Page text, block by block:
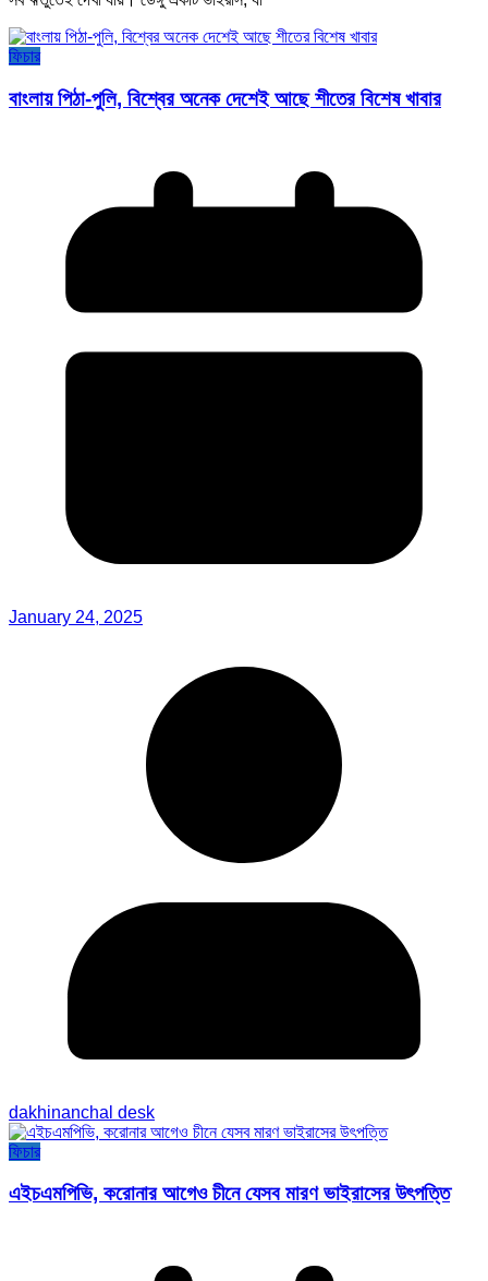
ফিচার
বাংলায় পিঠা-পুলি, বিশ্বের অনেক দেশেই আছে শীতের বিশেষ খাবার
January 24, 2025
dakhinanchal desk
ফিচার
এইচএমপিভি, করোনার আগেও চীনে যেসব মারণ ভাইরাসের উৎপত্তি